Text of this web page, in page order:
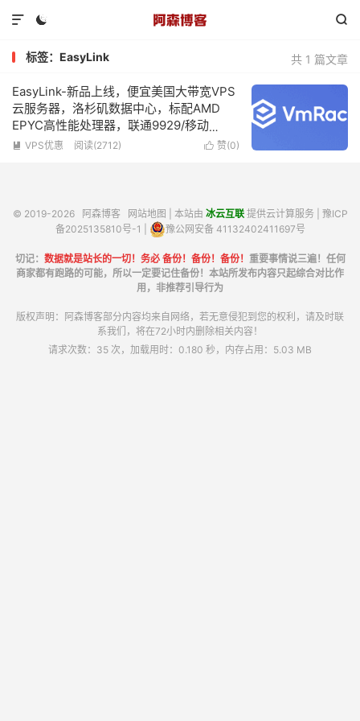
 

共 1 篇文章
标签：EasyLink
EasyLink-新品上线，便宜美国大带宽VPS
云服务器，洛杉矶数据中心，标配AMD
EPYC高性能处理器，联通9929/移动
CMIN2高端线路，可免费更换2次IP，低至
 赞(0)
 VPS优惠 阅读(2712)
© 2019-2026 阿森博客 网站地图 | 本站由 冰云互联提供云计算服务 | 豫ICP
备2025135810号-1
豫公网安备 41132402411697号
切记： 数据就是站长的一切！务必 备份！备份！备份！ 重要事情说三遍！任何
商家都有跑路的可能，所以一定要记住备份！本站所发布内容只起综合对比作
用，非推荐引导行为
版权声明：阿森博客部分内容均来自网络，若无意侵犯到您的权利，请及时联
系我们，将在72小时内删除相关内容！
请求次数：35 次，加载用时：0.180 秒，内存占用：5.03 MB